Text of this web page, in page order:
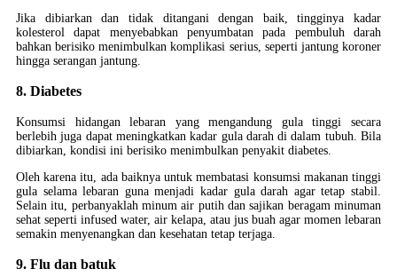
Jika dibiarkan dan tidak ditangani dengan baik, tingginya kadar
kolesterol dapat menyebabkan penyumbatan pada pembuluh darah
bahkan berisiko menimbulkan komplikasi serius, seperti jantung koroner
hingga serangan jantung.
8. Diabetes
Konsumsi hidangan lebaran yang mengandung gula tinggi secara
berlebih juga dapat meningkatkan kadar gula darah di dalam tubuh. Bila
dibiarkan, kondisi ini berisiko menimbulkan penyakit diabetes.
Oleh karena itu, ada baiknya untuk membatasi konsumsi makanan tinggi
gula selama lebaran guna menjadi kadar gula darah agar tetap stabil.
Selain itu, perbanyaklah minum air putih dan sajikan beragam minuman
sehat seperti infused water, air kelapa, atau jus buah agar momen lebaran
semakin menyenangkan dan kesehatan tetap terjaga.
9. Flu dan batuk